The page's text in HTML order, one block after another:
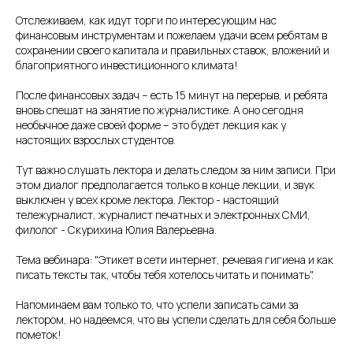
Отслеживаем, как идут торги по интересующим нас
финансовым инструментам и пожелаем удачи всем ребятам в
сохранении своего капитала и правильных ставок, вложений и
благоприятного инвестиционного климата!
После финансовых задач – есть 15 минут на перерыв, и ребята
вновь спешат на занятие по журналистике. А оно сегодня
необычное даже своей форме – это будет лекция как у
настоящих взрослых студентов.
Тут важно слушать лектора и делать следом за ним записи. При
этом диалог предполагается только в конце лекции, и звук
выключен у всех кроме лектора. Лектор - настоящий
тележурналист, журналист печатных и электронных СМИ,
филолог - Скурихина Юлия Валерьевна.
Тема вебинара: "Этикет в сети интернет, речевая гигиена и как
писать тексты так, чтобы тебя хотелось читать и понимать".
Напоминаем вам только то, что успели записать сами за
лектором, но надеемся, что вы успели сделать для себя больше
пометок!